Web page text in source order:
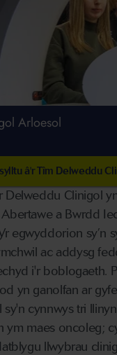
Arloesol
â'r Tîm Delweddu
Delweddu Clinigol
a Bwrdd
egwyddorion sy’n
ac addysg
i'r boblogaeth.
yn ganolfan ar
cynnwys tri
ym maes oncoleg;
llwybrau